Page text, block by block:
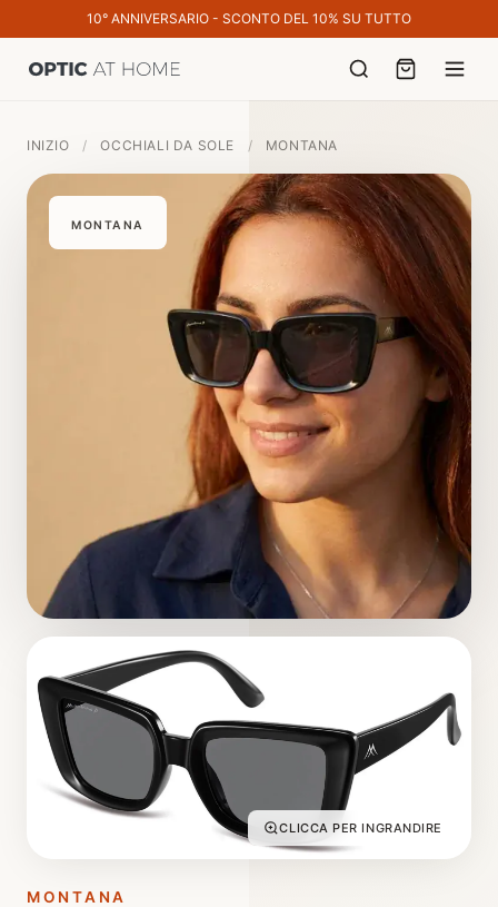
10° ANNIVERSARIO - SCONTO DEL 10% SU TUTTO
INIZIO / OCCHIALI DA SOLE / MONTANA
MONTANA
MONTANA
CLICCA PER INGRANDIRE